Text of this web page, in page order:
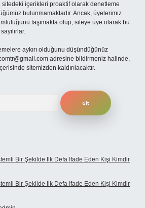
içerikleri proaktif olarak denetleme
bulunmamaktadır. Ancak, üyelerimiz
taşımakta olup, siteye üye olarak bu
aykırı olduğunu düşündüğünüz
adresine bildirmeniz halinde,
sitemizden kaldırılacaktır.
Bir Şekilde Ilk Defa Ifade Eden Kişi Kimdir
Bir Şekilde Ilk Defa Ifade Eden Kişi Kimdir